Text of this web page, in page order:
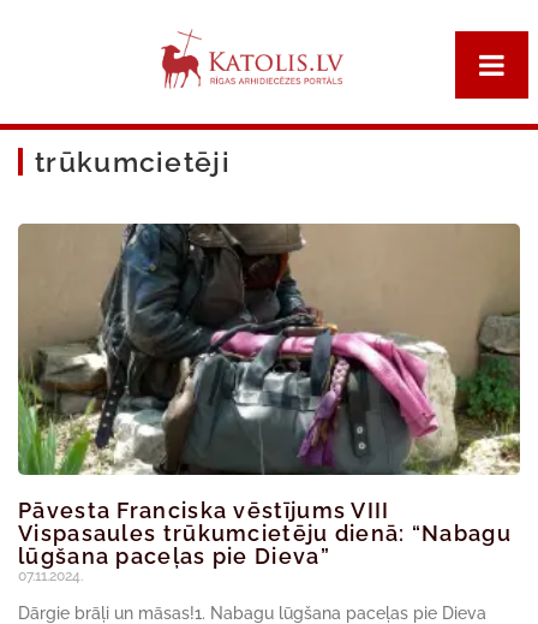
trūkumcietēji
Pāvesta Franciska vēstījums VIII
Vispasaules trūkumcietēju dienā: “Nabagu
lūgšana paceļas pie Dieva”
07.11.2024.
Dārgie brāļi un māsas!1. Nabagu lūgšana paceļas pie Dieva